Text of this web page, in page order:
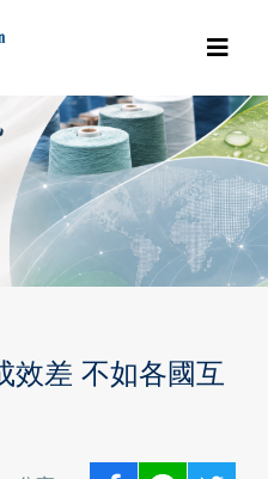
效差 不如各國互